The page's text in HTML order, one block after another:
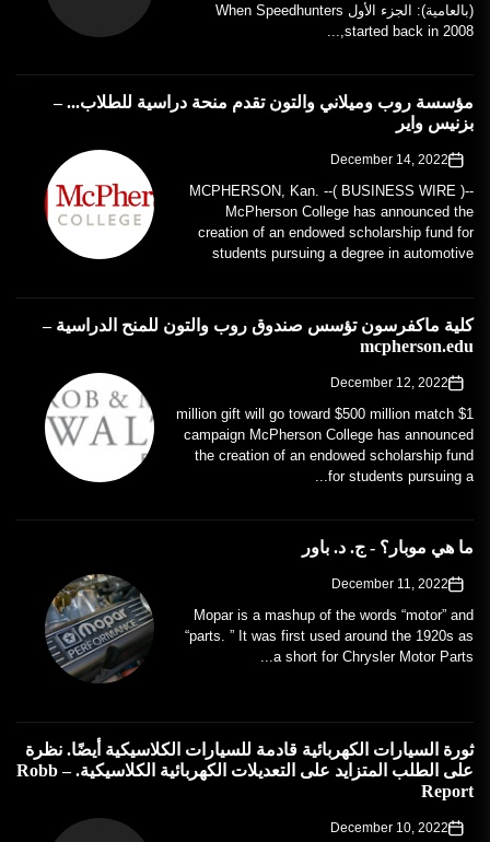
(بالعامية): الجزء الأول When Speedhunters
started back in 2008,...
مؤسسة روب وميلاني والتون تقدم منحة دراسية للطلاب... –
بزنيس واير
December 14, 2022
MCPHERSON, Kan. --( BUSINESS WIRE )--
McPherson College has announced the
creation of an endowed scholarship fund for
students pursuing a degree in automotive
كلية ماكفرسون تؤسس صندوق روب والتون للمنح الدراسية –
mcpherson.edu
December 12, 2022
$1 million gift will go toward $500 million match
campaign McPherson College has announced
the creation of an endowed scholarship fund
for students pursuing a...
ما هي موبار؟ - ج. د. باور
December 11, 2022
Mopar is a mashup of the words “motor” and
“parts. ” It was first used around the 1920s as
a short for Chrysler Motor Parts...
ثورة السيارات الكهربائية قادمة للسيارات الكلاسيكية أيضًا. نظرة
على الطلب المتزايد على التعديلات الكهربائية الكلاسيكية. – Robb
Report
December 10, 2022